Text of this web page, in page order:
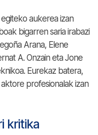
aukerea izan
bigarren saria irabazi
Arana, Elene
A. Onzain eta Jone
Eurekaz batera,
profesionalak izan
kritika